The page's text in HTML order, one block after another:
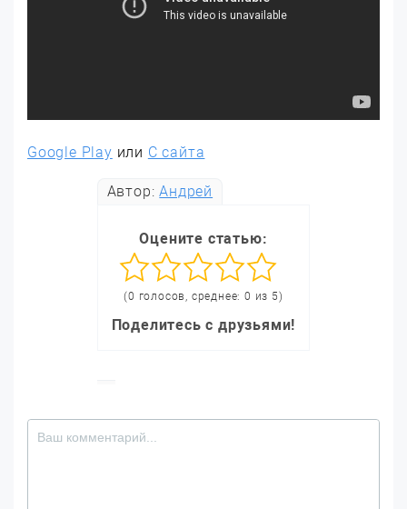
Google Play или С сайта
Автор:Андрей
Оцените статью:
(0 голосов, среднее: 0 из 5)
Поделитесь с друзьями!